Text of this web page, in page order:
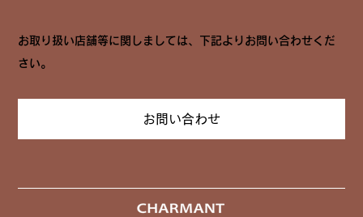
お取り扱い店舗等に関しましては、下記よりお問い合わせくだ
さい。
お問い合わせ